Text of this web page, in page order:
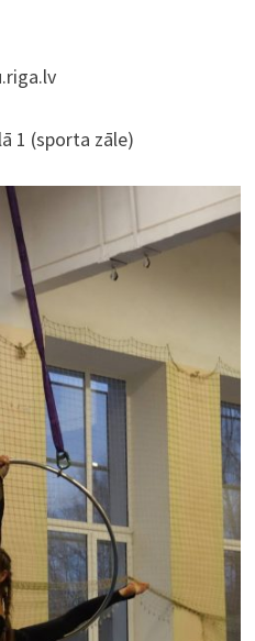
1 (sporta zāle)